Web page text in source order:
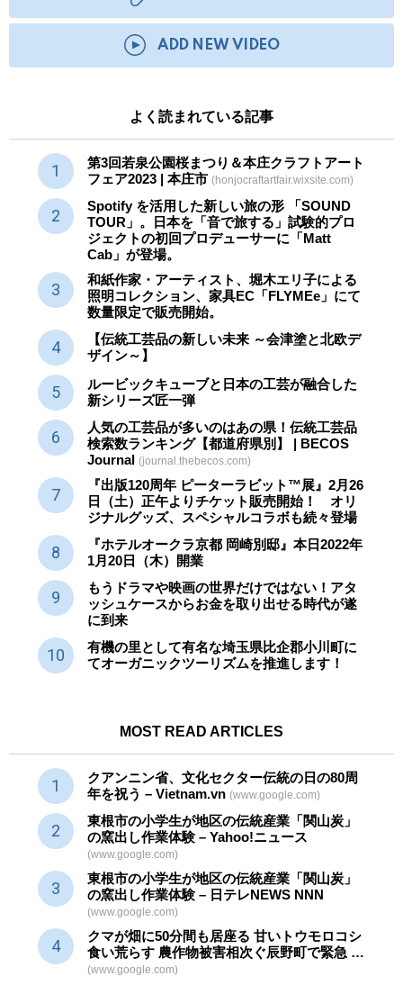
ADD NEW VIDEO
よく読まれている記事
第3回若泉公園桜まつり＆本庄クラフトアート
フェア2023 | 本庄市 (honjocraftartfair.wixsite.com)
Spotify を活用した新しい旅の形 「SOUND
TOUR」。日本を「音で旅する」試験的プロ
ジェクトの初回プロデューサーに「Matt
Cab」が登場。
和紙作家・アーティスト、堀木エリ子による
照明コレクション、家具EC「FLYMEe」にて
数量限定で販売開始。
【伝統工芸品の新しい未来 ～会津塗と北欧デ
ザイン～】
ルービックキューブと日本の工芸が融合した
新シリーズ匠一弾
人気の工芸品が多いのはあの県！伝統工芸品
検索数ランキング【都道府県別】 | BECOS
Journal (journal.thebecos.com)
『出版120周年 ピーターラビット™展』2月26
日（土）正午よりチケット販売開始！ オリ
ジナルグッズ、スペシャルコラボも続々登場
『ホテルオークラ京都 岡崎別邸』本日2022年
1月20日（木）開業
もうドラマや映画の世界だけではない！アタ
ッシュケースからお金を取り出せる時代が遂
に到来
有機の里として有名な埼玉県比企郡小川町に
てオーガニックツーリズムを推進します！
MOST READ ARTICLES
クアンニン省、文化セクター伝統の日の80周
年を祝う – Vietnam.vn (www.google.com)
東根市の小学生が地区の伝統産業 「関山炭」
の窯出し作業体験 – Yahoo!ニュース
(www.google.com)
東根市の小学生が地区の伝統産業 「関山炭」
の窯出し作業体験 – 日テレNEWS NNN
(www.google.com)
クマが畑に50分間も居座る 甘いトウモロコシ
食い荒らす 農作物被害相次ぐ辰野町で緊急 …
(www.google.com)